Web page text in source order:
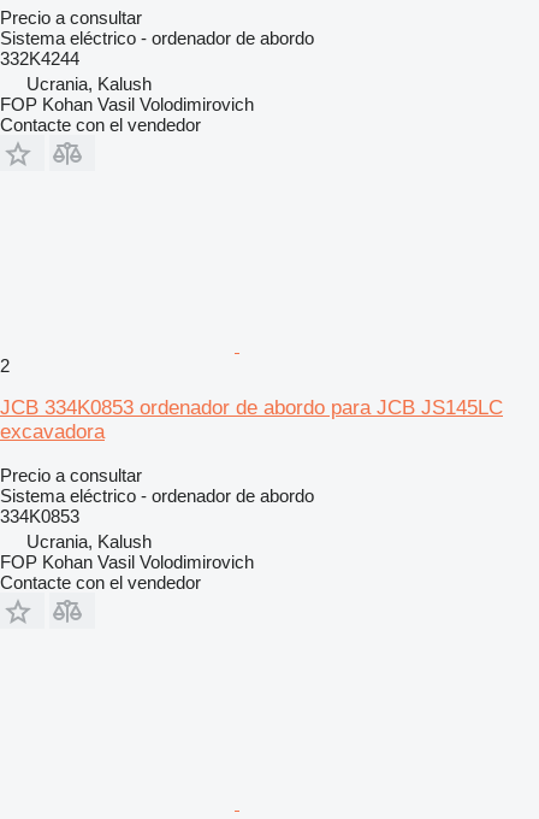
Precio a consultar
Sistema eléctrico - ordenador de abordo
332K4244
Ucrania, Kalush
FOP Kohan Vasil Volodimirovich
Contacte con el vendedor
2
JCB 334K0853 ordenador de abordo para JCB JS145LC
excavadora
Precio a consultar
Sistema eléctrico - ordenador de abordo
334K0853
Ucrania, Kalush
FOP Kohan Vasil Volodimirovich
Contacte con el vendedor